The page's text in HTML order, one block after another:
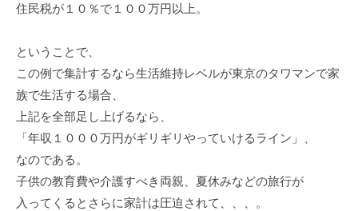
住民税が１０％で１００万円以上。
ということで、
この例で集計するなら生活維持レベルが東京のタワマンで家
族で生活する場合、
上記を全部足し上げるなら、
「年収１０００万円がギリギリやっていけるライン」、
なのである。
子供の教育費や介護すべき両親、夏休みなどの旅行が
入ってくるとさらに家計は圧迫されて、、、。